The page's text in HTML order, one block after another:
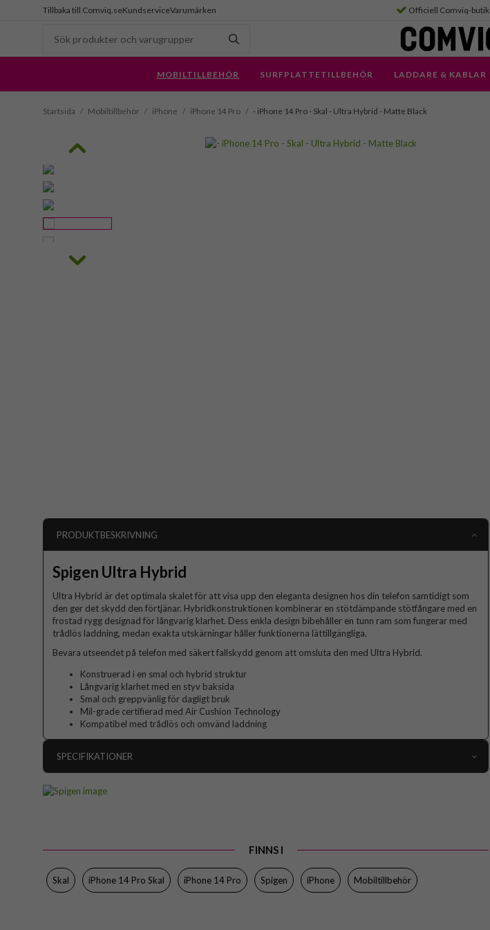
Tillbaka till Comviq.seKundserviceVarumärken Officiell Comviq-butik
MOBILTILLBEHÖR SURFPLATTETILLBEHÖR LADDARE & KABLAR
Startsida / Mobiltillbehör / iPhone / iPhone 14 Pro / - iPhone 14 Pro - Skal - Ultra Hybrid - Matte Black
PRODUKTBESKRIVNING
Spigen Ultra Hybrid
Ultra Hybrid är det optimala skalet för att visa upp den eleganta designen hos din telefon samtidigt som
den ger det skydd den förtjänar. Hybridkonstruktionen kombinerar en stötdämpande stötfångare med en
frostad rygg designad för långvarig klarhet. Dess enkla design bibehåller en tunn ram som fungerar med
trådlös laddning, medan exakta utskärningar håller funktionerna lättillgängliga.
Bevara utseendet på telefon med säkert fallskydd genom att omsluta den med Ultra Hybrid.
Konstruerad i en smal och hybrid struktur
Långvarig klarhet med en styv baksida
Smal och greppvänlig för dagligt bruk
Mil-grade certifierad med Air Cushion Technology
Kompatibel med trådlös och omvänd laddning
SPECIFIKATIONER
Egenskaper
Trådlös laddning-kompatibel
Färg
Genomskinlig, Svart
Material
Hårdplast (PC), Mjukplast (TPU)
FINNS I
Skal iPhone 14 Pro Skal iPhone 14 Pro Spigen iPhone Mobiltillbehör